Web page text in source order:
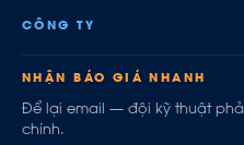
CÔNG TY
NHẬN BÁO GIÁ NHANH
Để lại email — đội kỹ thuật
chính.